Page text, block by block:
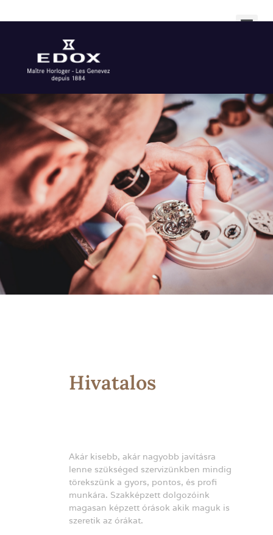
Főoldal
Hivatalos
Akár kisebb, akár nagyobb javításra
lenne szükséged szervizünkben mindig
törekszünk a gyors, pontos, és profi
munkára. Szakképzett dolgozóink
magasan képzett órások akik maguk is
szeretik az órákat.